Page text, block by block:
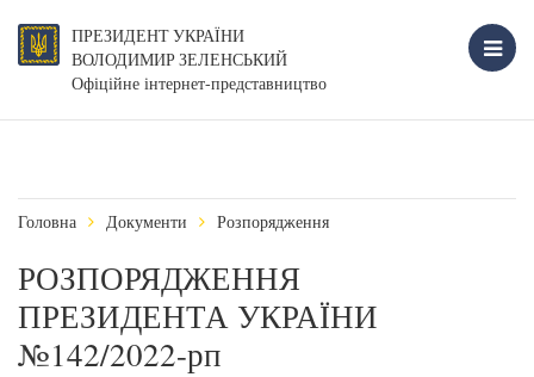
ПРЕЗИДЕНТ УКРАЇНИ
ВОЛОДИМИР ЗЕЛЕНСЬКИЙ
Офіційне інтернет-представництво
Головна Документи Розпорядження
РОЗПОРЯДЖЕННЯ
ПРЕЗИДЕНТА УКРАЇНИ
№142/2022-рп